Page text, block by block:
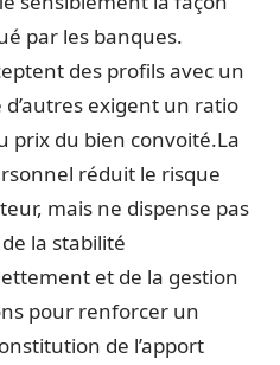
par les banques.
des profils avec un
exigent un ratio
prix du bien convoité.La
réduit le risque
mais ne dispense pas
la stabilité
et de la gestion
pour renforcer un
de l’apport